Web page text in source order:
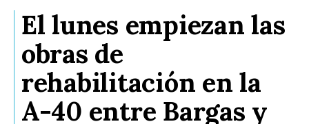
El lunes empiezan las
obras de
rehabilitación en la
A-40 entre Bargas y